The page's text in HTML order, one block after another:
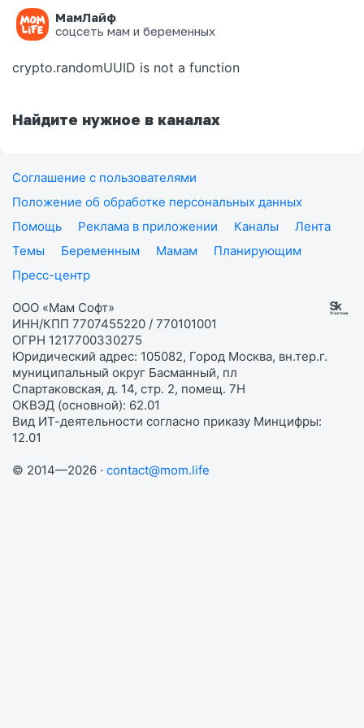
МамЛайф
соцсеть мам и беременных
Ошибка на странице
crypto.randomUUID is not a function
Найдите нужное в каналах
Соглашение с пользователями
Положение об обработке персональных данных
Помощь
Реклама в приложении Каналы
Лента
Темы
Беременным Мамам
Планирующим
Пресс-центр
ООО «Мам Софт»
ИНН/КПП 7707455220 / 770101001
ОГРН 1217700330275
Юридический адрес: 105082, Город Москва, вн.тер.г.
муниципальный округ Басманный, пл
Спартаковская, д. 14, стр. 2, помещ. 7Н
ОКВЭД (основной): 62.01
Вид ИТ-деятельности согласно приказу Минцифры:
12.01
© 2014—2026 · contact@mom.life